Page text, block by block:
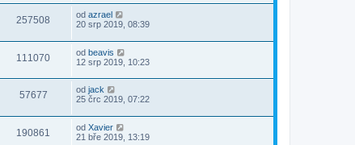
257508 od azrael
20 srp 2019, 08:39
111070 od beavis
12 srp 2019, 10:23
57677 od jack
25 črc 2019, 07:22
190861 od Xavier
21 bře 2019, 13:19